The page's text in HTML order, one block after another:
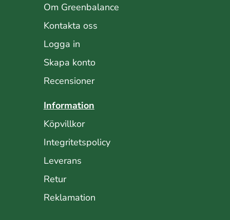
Om Greenbalance
Kontakta oss
Logga in
Skapa konto
Recensioner
Information
Köpvillkor
Integritetspolicy
Leverans
Retur
Reklamation